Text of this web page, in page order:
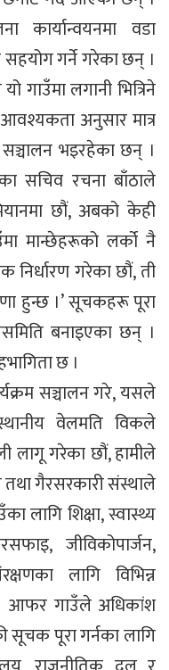
कार्यान्वयनमा वडा
गर्ने गरेका छन् ।
लगानी भित्रिने
अनुसार मात्र
भइरहेका छन् ।
सचिव रचना बाँठाले
छौं, अबको केही
मान्छेहरूको लर्को नै
निर्धारण गरेका छौं, ती
हुन्छ ।’ सूचकहरू पूरा
बनाइएका छन् ।
छ ।
सञ्चालन गरे, यसले
वेलमति विकले
लागू गरेका छौं, हामीले
तथा गैरसरकारी संस्थाले
लागि शिक्षा, स्वास्थ्य
जीविकोपार्जन,
लागि विभिन्न
आफर गाउँले अधिकांश
पूरा गर्नका लागि